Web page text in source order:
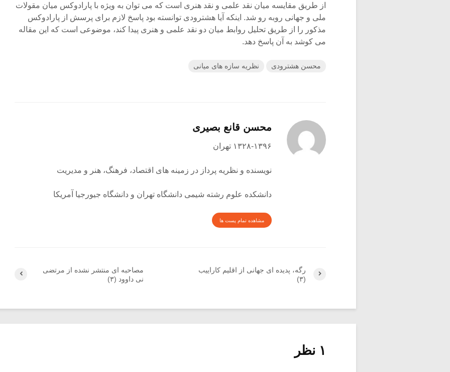
از طریق مقایسه میان نقد علمی و نقد هنری است که می توان به ویژه با پارادوکس میان مقولات
ملی و جهانی روبه رو شد. اینکه آیا هشترودی توانسته بود پاسخ لازم برای پرسش از پارادوکس
مذکور را از طریق تحلیل روابط میان دو نقد علمی و هنری پیدا کند، موضوعی است که این مقاله
می کوشد به آن پاسخ دهد.
محسن هشترودی نظریه سازه های میانی
محسن قانع بصیری
۱۳۲۸-۱۳۹۶ تهران
نویسنده و نظریه پرداز در زمینه های اقتصاد، فرهنگ، هنر و مدیریت
دانشکده علوم رشته شیمی دانشگاه تهران و دانشگاه جیورجیا آمریکا
مشاهده تمام پست ها
مصاحبه ای منتشر نشده از مرتضی
نی داوود (۳)
رگه، پدیده ای جهانی از اقلیم کاراییب
(۳)
۱ نظر